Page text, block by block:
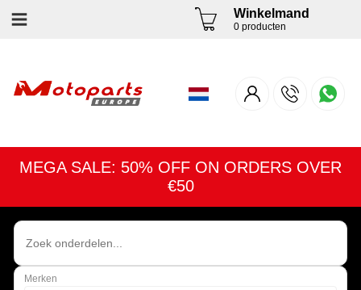
Winkelmand
0 producten
MEGA SALE: 50% OFF ON ORDERS OVER
€50
Merken